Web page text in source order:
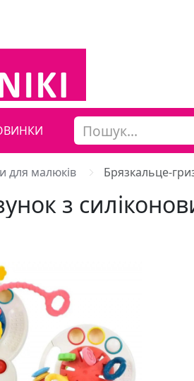
для малюків Брязкальце-
з